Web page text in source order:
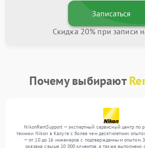
Записаться
Скидка 20% при записи
Почему выбирают
NikonRemSupport — экспертный сервисный центр по
техники Nikon в Калуге с более чем десятилетним
— от 10 до 16 инженеров с подтвержденным опытом.
оказана свыше 10 000 клиентов, а также выполнено